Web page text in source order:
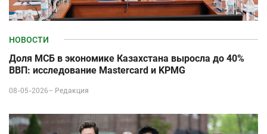
НОВОСТИ
Доля МСБ в экономике Казахстана выросла до 40%
ВВП: исследование Mastercard и KPMG
08-05-2026– Редакция